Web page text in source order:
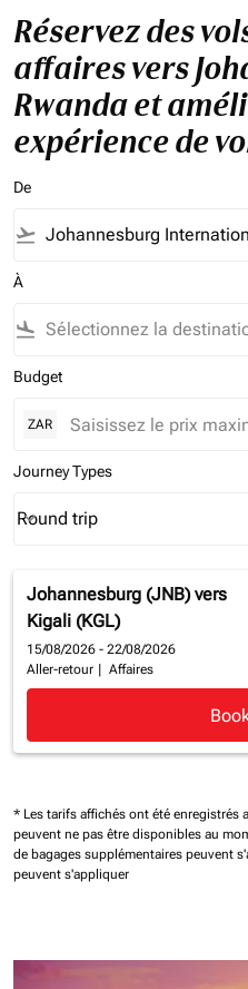
Réservez des
affaires vers
Rwanda et
expérience de
De
flight_takeoff
À
flight_land
Budget
ZAR
Journey Types
Journey Types option Round
Round trip
keyboard_arrow_down
Johannesburg (JNB) vers
Kigali (KGL)
15/08/2026 - 22/08/2026
Aller-retour
Affaires
* Les tarifs affichés ont été enregistrés
peuvent ne pas être disponibles au
de bagages supplémentaires peuvent
peuvent s'appliquer